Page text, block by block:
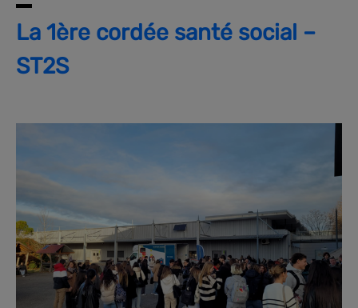
La 1ère cordée santé social –
ST2S